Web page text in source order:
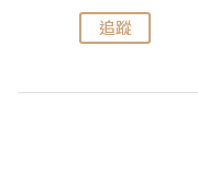
追蹤